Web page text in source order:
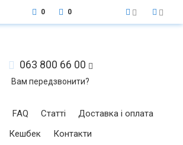
0 0
063 800 66 00
Вам передзвонити?
FAQ Статті
Доставка і оплата
Кешбек
Контакти